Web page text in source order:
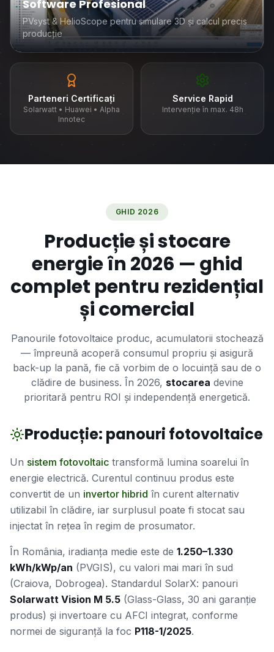
Software Profesional
PVsyst & HelioScope pentru simulare 3D și calcul precis
producție
Parteneri Certificați
Solarwatt • Huawei • Alpha
Innotec
Service Rapid
Intervenție în max. 48h
GHID 2026
Producție și stocare
energie în 2026 — ghid
complet pentru rezidențial
și comercial
Panourile fotovoltaice produc, acumulatorii stochează
— împreună acoperă consumul propriu și asigură
back-up la pană, fie că vorbim de o locuință sau de o
clădire de business. În 2026, stocarea devine
prioritară pentru ROI și independență energetică.
Producție: panouri fotovoltaice
Un sistem fotovoltaic transformă lumina soarelui în
energie electrică. Curentul continuu produs este
convertit de un invertor hibrid în curent alternativ
utilizabil în clădire, iar surplusul poate fi stocat sau
injectat în rețea în regim de prosumator.
În România, iradianța medie este de 1.250–1.330
kWh/kWp/an (PVGIS), cu valori mai mari în sud
(Craiova, Dobrogea). Standardul SolarX: panouri
Solarwatt Vision M 5.5 (Glass-Glass, 30 ani garanție
produs) și invertoare cu AFCI integrat, conforme
normei de siguranță la foc P118-1/2025.